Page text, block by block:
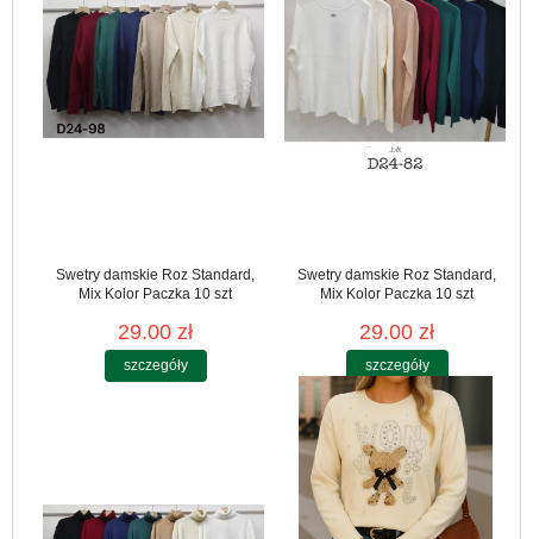
Swetry damskie Roz Standard,
Mix Kolor Paczka 10 szt
29.00 zł
szczegóły
Swetry damskie Roz Standard,
Mix Kolor Paczka 10 szt
29.00 zł
szczegóły